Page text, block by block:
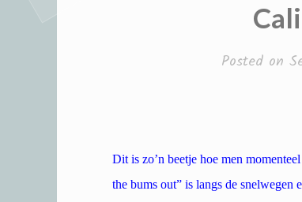
Posted on
Dit is zo’n beetje hoe men
the bums out” is langs de snelwegen